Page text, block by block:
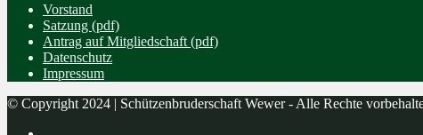
Vorstand
Satzung (pdf)
Antrag auf Mitgliedschaft (pdf)
Datenschutz
Impressum
© Copyright 2024 | Schützenbruderschaft Wewer - Alle Rechte